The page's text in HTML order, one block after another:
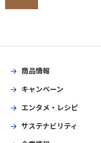
商品情報
キャンペーン
エンタメ・レシピ
サステナビリティ